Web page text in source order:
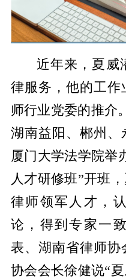
近年来，夏威
律服务，他的工作
师行业党委的推介
湖南益阳、郴州、
厦门大学法学院举
人才研修班”开班
律师领军人才，
论，得到专家一
表、湖南省律师协
协会会长徐健说“